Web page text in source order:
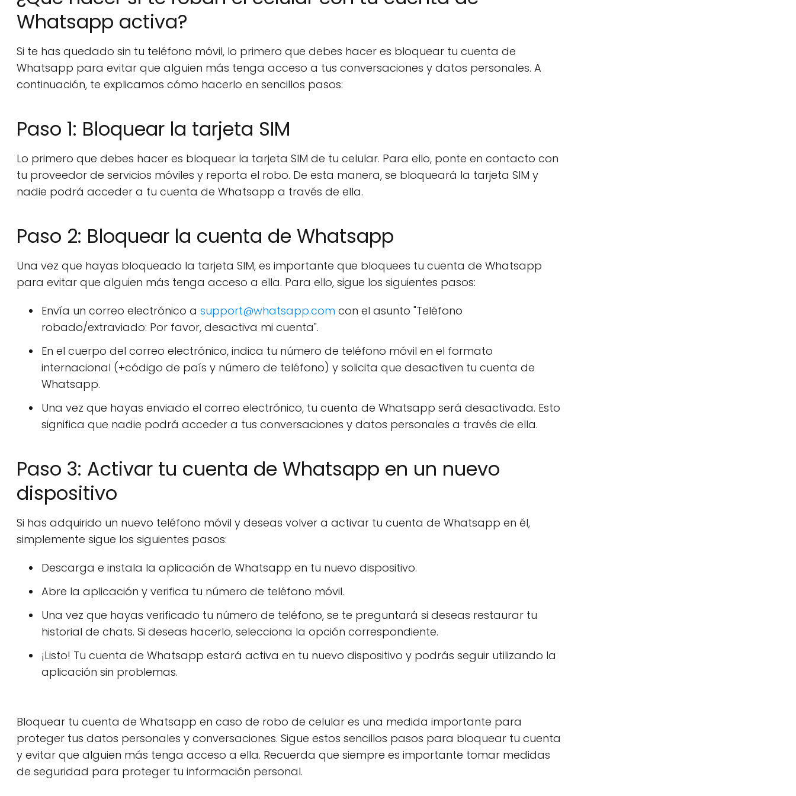
Whatsapp activa?
Si te has quedado sin tu teléfono móvil, lo primero que debes hacer es bloquear tu cuenta de
Whatsapp para evitar que alguien más tenga acceso a tus conversaciones y datos personales. A
continuación, te explicamos cómo hacerlo en sencillos pasos:
Paso 1: Bloquear la tarjeta SIM
Lo primero que debes hacer es bloquear la tarjeta SIM de tu celular. Para ello, ponte en contacto con
tu proveedor de servicios móviles y reporta el robo. De esta manera, se bloqueará la tarjeta SIM y
nadie podrá acceder a tu cuenta de Whatsapp a través de ella.
Paso 2: Bloquear la cuenta de Whatsapp
Una vez que hayas bloqueado la tarjeta SIM, es importante que bloquees tu cuenta de Whatsapp
para evitar que alguien más tenga acceso a ella. Para ello, sigue los siguientes pasos:
Envía un correo electrónico a support@whatsapp.com con el asunto "Teléfono
robado/extraviado: Por favor, desactiva mi cuenta".
En el cuerpo del correo electrónico, indica tu número de teléfono móvil en el formato
internacional (+código de país y número de teléfono) y solicita que desactiven tu cuenta de
Whatsapp.
Una vez que hayas enviado el correo electrónico, tu cuenta de Whatsapp será desactivada. Esto
significa que nadie podrá acceder a tus conversaciones y datos personales a través de ella.
Paso 3: Activar tu cuenta de Whatsapp en un nuevo
dispositivo
Si has adquirido un nuevo teléfono móvil y deseas volver a activar tu cuenta de Whatsapp en él,
simplemente sigue los siguientes pasos:
Descarga e instala la aplicación de Whatsapp en tu nuevo dispositivo.
Abre la aplicación y verifica tu número de teléfono móvil.
Una vez que hayas verificado tu número de teléfono, se te preguntará si deseas restaurar tu
historial de chats. Si deseas hacerlo, selecciona la opción correspondiente.
¡Listo! Tu cuenta de Whatsapp estará activa en tu nuevo dispositivo y podrás seguir utilizando la
aplicación sin problemas.
Bloquear tu cuenta de Whatsapp en caso de robo de celular es una medida importante para
proteger tus datos personales y conversaciones. Sigue estos sencillos pasos para bloquear tu cuenta
y evitar que alguien más tenga acceso a ella. Recuerda que siempre es importante tomar medidas
de seguridad para proteger tu información personal.